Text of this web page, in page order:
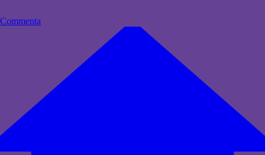
Commenta